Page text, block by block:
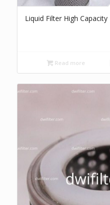
Liquid Filter High
Read more